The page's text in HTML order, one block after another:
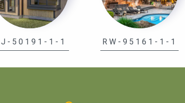
50191-1-1 RW-95161-1-1